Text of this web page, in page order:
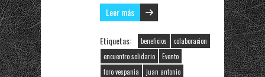
Leer más
Etiquetas: beneficios
colaboracion
encuentro solidario
Evento
foro vespania
juan antonio